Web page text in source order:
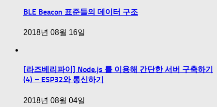
BLE Beacon 표준들의 데이터 구조
2018년 08월 16일
[라즈베리파이] Node.js 를 이용해 간단한 서버 구축하기
(4) – ESP32와 통신하기
2018년 08월 04일